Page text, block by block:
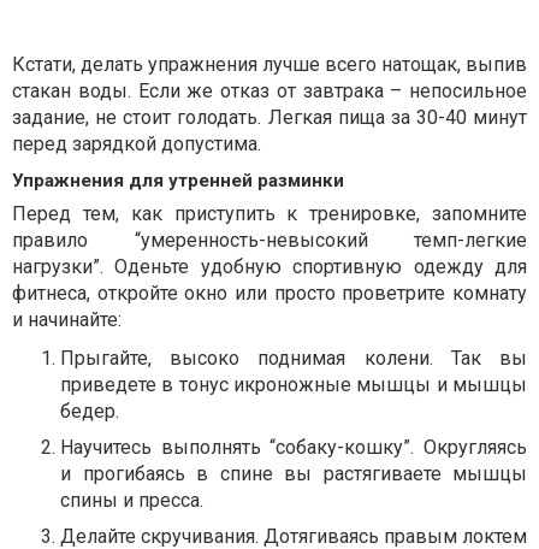
Кстати, делать упражнения лучше всего натощак, выпив
стакан воды. Если же отказ от завтрака – непосильное
задание, не стоит голодать. Легкая пища за 30-40 минут
перед зарядкой допустима.
Упражнения для утренней разминки
Перед тем, как приступить к тренировке, запомните
правило “умеренность-невысокий темп-легкие
нагрузки”. Оденьте удобную спортивную одежду для
фитнеса, откройте окно или просто проветрите комнату
и начинайте:
Прыгайте, высоко поднимая колени. Так вы
приведете в тонус икроножные мышцы и мышцы
бедер.
Научитесь выполнять “собаку-кошку”. Округляясь
и прогибаясь в спине вы растягиваете мышцы
спины и пресса.
Делайте скручивания. Дотягиваясь правым локтем